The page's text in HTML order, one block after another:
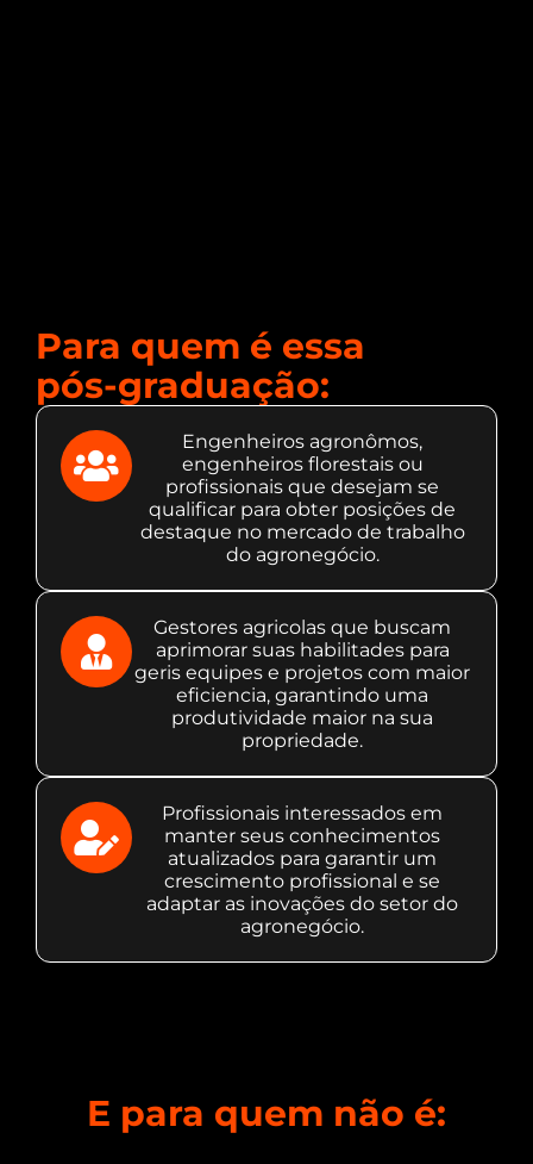
Para quem é essa
pós-graduação:
Engenheiros agronômos,
engenheiros florestais ou
profissionais que desejam se
qualificar para obter posições de
destaque no mercado de trabalho
do agronegócio.​
Gestores agricolas que buscam
aprimorar suas habilitades para
geris equipes e projetos com maior
eficiencia, garantindo uma
produtividade maior na sua
propriedade.
Profissionais interessados em
manter seus conhecimentos
atualizados para garantir um
crescimento profissional e se
adaptar as inovações do setor do
agronegócio.
E para quem não é: